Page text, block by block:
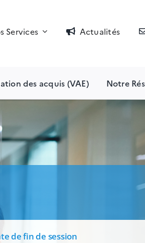
Services Actualités
des acquis (VAE) Notre
de fin de session